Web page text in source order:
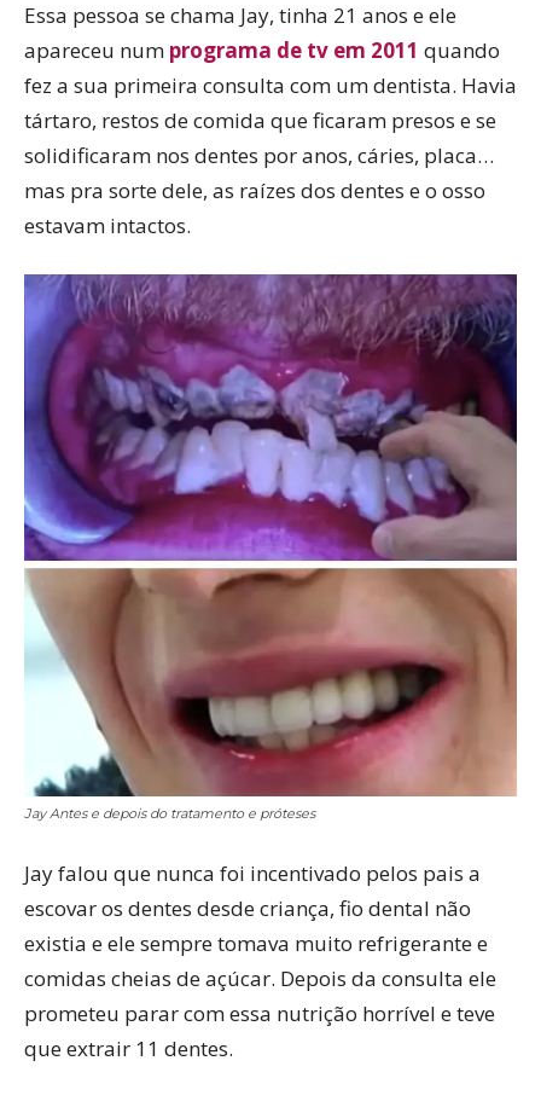
Essa pessoa se chama Jay, tinha 21 anos e ele
apareceu num programa de tv em 2011 quando
fez a sua primeira consulta com um dentista. Havia
tártaro, restos de comida que ficaram presos e se
solidificaram nos dentes por anos, cáries, placa…
mas pra sorte dele, as raízes dos dentes e o osso
estavam intactos.
Jay Antes e depois do tratamento e próteses
Jay falou que nunca foi incentivado pelos pais a
escovar os dentes desde criança, fio dental não
existia e ele sempre tomava muito refrigerante e
comidas cheias de açúcar. Depois da consulta ele
prometeu parar com essa nutrição horrível e teve
que extrair 11 dentes.